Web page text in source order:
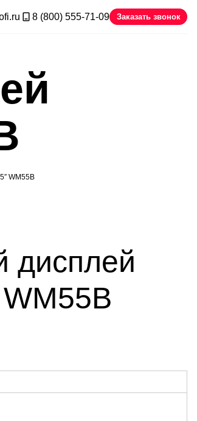
8 (800) 555-71-09 Заказать звонок
WM55B
дисплей